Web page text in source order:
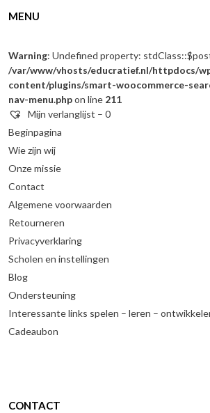
MENU
Warning: Undefined property:
/var/www/vhosts/educratief.nl/httpdocs/
content/plugins/smart-woocommerce-
nav-menu.phpon line 211
Mijn verlanglijst – 0
Beginpagina
Wie zijn wij
Onze missie
Contact
Algemene voorwaarden
Retourneren
Privacyverklaring
Scholen en instellingen
Blog
Ondersteuning
Interessante links spelen – leren –
Cadeaubon
CONTACT